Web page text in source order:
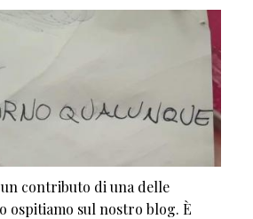
contributo di una delle
ospitiamo sul nostro blog. È